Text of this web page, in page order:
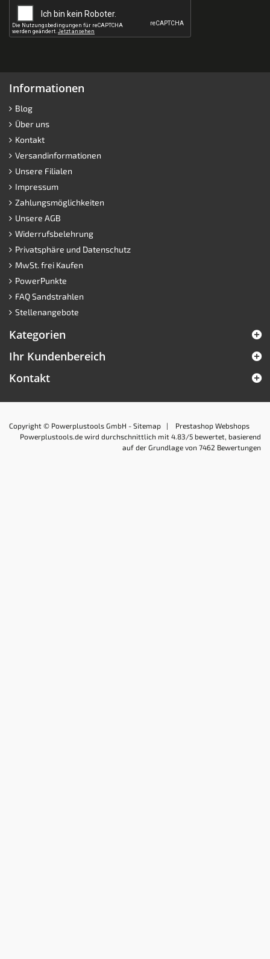
Informationen
Blog
Über uns
Kontakt
Versandinformationen
Unsere Filialen
Impressum
Zahlungsmöglichkeiten
Unsere AGB
Widerrufsbelehrung
Privatsphäre und Datenschutz
MwSt. frei Kaufen
PowerPunkte
FAQ Sandstrahlen
Stellenangebote
Kategorien
Ihr Kundenbereich
Kontakt
Copyright © Powerplustools GmbH - Sitemap | Prestashop Webshops
Powerplustools.de wird durchschnittlich mit 4.83/5 bewertet, basierend
auf der Grundlage von 7462 Bewertungen